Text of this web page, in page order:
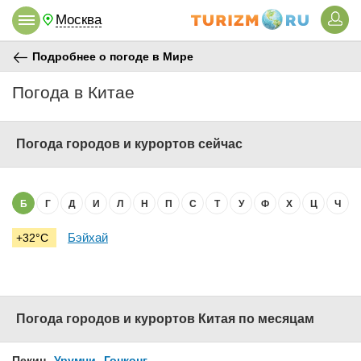
Москва
Подробнее о погоде в Мире
Погода в Китае
Погода городов и курортов сейчас
Б Г Д И Л Н П С Т У Ф Х Ц Ч
+32°C Бэйхай
Погода городов и курортов Китая по месяцам